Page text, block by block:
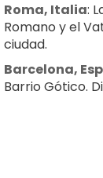
Roma, Italia:
Romano y el
ciudad.
Barcelona,
Barrio Gótico.